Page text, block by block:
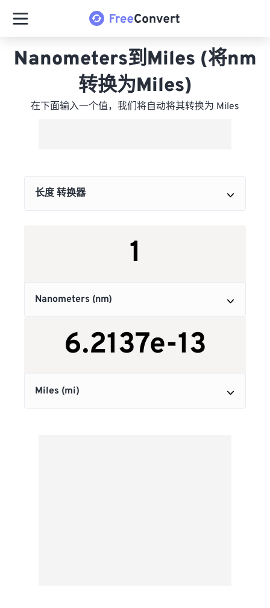
Nanometers到Miles (将nm
转换为Miles)
在下面输入一个值，我们将自动将其转换为 Miles